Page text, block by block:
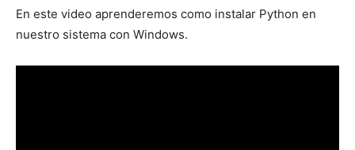
En este video aprenderemos como instalar Python en
nuestro sistema con Windows.